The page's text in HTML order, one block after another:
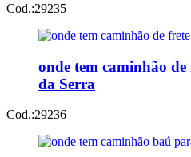
Cod.:29235
onde tem caminhão
da Serra
Cod.:29236